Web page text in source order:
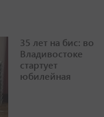
35 лет на бис: во
Владивостоке
стартует
юбилейная